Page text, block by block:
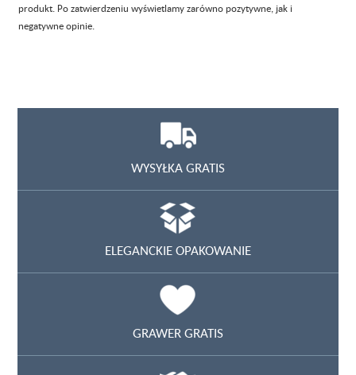
produkt. Po zatwierdzeniu wyświetlamy zarówno pozytywne, jak i
negatywne opinie.
WYSYŁKA GRATIS
ELEGANCKIE OPAKOWANIE
GRAWER GRATIS